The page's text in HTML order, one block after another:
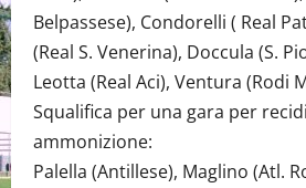
Belpassese), Condorelli ( Real
(Real S. Venerina), Doccula (S.
Leotta (Real Aci), Ventura (Rodi
Squalifica per una gara per
ammonizione:
Palella (Antillese), Maglino (Atl.